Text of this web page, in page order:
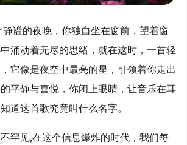
静谧的夜晚，你独自坐在窗前，望着窗
涌动着无尽的思绪，就在这时，一首轻
它像是夜空中最亮的星，引领着你走出
平静与喜悦，你闭上眼睛，让音乐在耳
道这首歌究竟叫什么名字。
罕见,在这个信息爆炸的时代，我们每